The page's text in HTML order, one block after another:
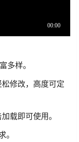
多样。
修改，高度可定
载即可使用。
。